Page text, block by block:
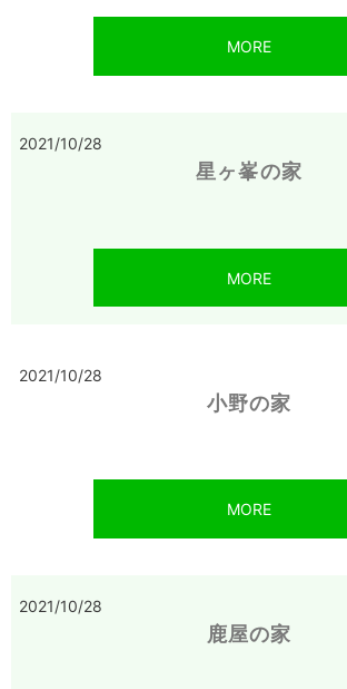
MORE
2021/10/28
星ヶ峯の家
MORE
2021/10/28
小野の家
MORE
2021/10/28
鹿屋の家